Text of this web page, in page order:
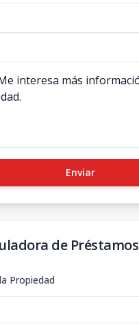
Enviar
de Préstamos
Propiedad